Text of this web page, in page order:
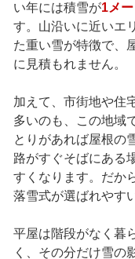
い年には積雪が1メ
す。山沿いに近いエ
た重い雪が特徴で、
に見積もれません。
加えて、市街地や住
多いのも、この地域
とりがあれば屋根の
路がすぐそばにある
すくなります。だか
落雪式が選ばれやす
平屋は階段がなく暮
く、その分だけ雪の